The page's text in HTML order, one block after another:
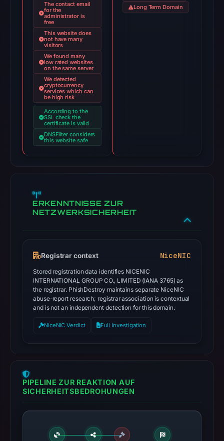
The contact email
for the
administrator is
free
This website does
not have many
visitors
We found many
low rated websites
on the same server
We detected
cryptocurrency
services which can
be high risk
According to the
SSL check the
certificate is valid
DNSFilter considers
this website safe
Long Term Domain
ERKENNTNISSE ZUR
NETZWERKSICHERHEIT
Registrar context NiceNIC
Stored registration data identifies NICENIC
INTERNATIONAL GROUP CO., LIMITED (IANA 3765) as
the registrar. PhishDestroy maintains separate NiceNIC
abuse-report research; registrar association is contextual
and is not an independent detection for this domain.
NiceNIC Verdict Full Investigation
PIPELINE ZUR REAKTION AUF
SICHERHEITSBEDROHUNGEN